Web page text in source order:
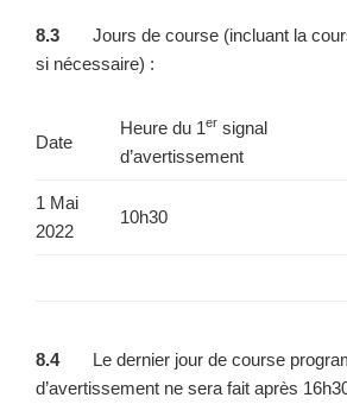
8.3 Jours de course (incluant la
si nécessaire) :
Date
Heure du 1ersignal
d’avertissement
1 Mai
2022
10h30
8.4
Le dernier jour de course
d’avertissement ne sera fait après